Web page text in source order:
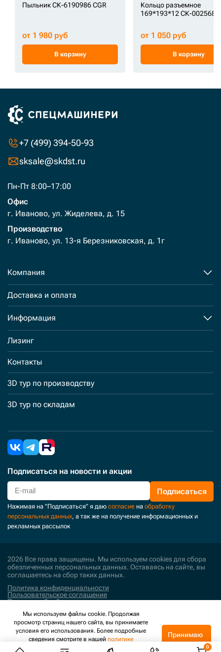
Пыльник СК-6190986 CGR
от 1 980 руб
В корзину
Кольцо разъемное
169*193*12 СК-0025682
от 1 050 руб
В корзину
+7 (499) 394-50-93
sksale@skdst.ru
Пн-Пт 8:00–17:00
Офис
г. Иваново, ул. Жиделева, д. 15
Производство
г. Иваново, ул. 13-я Березниковская, д. 1г
Компания
Доставка и оплата
Информация
Лизинг
Контакты
3D тур по производству
3D тур по складам
Подписаться на новости и акции
Подписаться
Нажимая на "Подписаться" я даю согласие на обработку
персональных данных, а так же на получение информационных и
рекламных рассылок
2026 Все права защищены. Мы используем cookies для сбора
обезличенных персональных данных. Оставаясь на сайте, вы
соглашаетесь на сбор таких данных.
Политика конфиденциальности
Пользовательское соглашение
Политика обработки персональных данных
Поддержка и развитие
Мы используем файлы cookie. Продолжая
просмотр страниц нашего сайта, вы принимаете
условия его использования. Более подробные
сведения смотрите в нашей политике
конфиденциальности.
Принимаю